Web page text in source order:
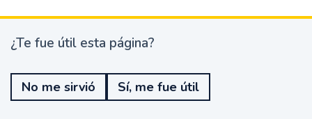
¿
e
u
¿Te fue útil esta página?
No me sirvió Sí, me fue útil